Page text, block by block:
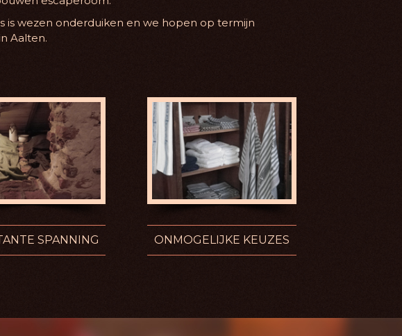
is wezen onderduiken en we hopen op termijn
Aalten.
SPANNING ONMOGELIJKE KEUZES